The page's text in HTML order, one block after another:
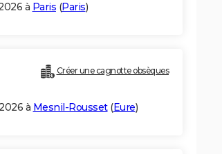
à Paris (Paris)
Créer une cagnotte obsèques
à Mesnil-Rousset(Eure)